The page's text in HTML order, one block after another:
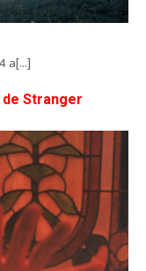
a[...]
Stranger